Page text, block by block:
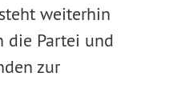
weiterhin
die Partei und
zur